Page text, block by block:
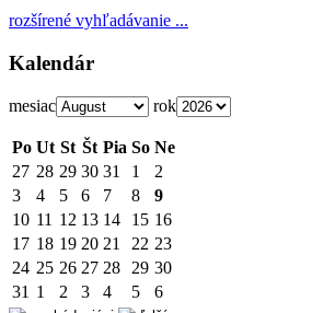
rozšírené vyhľadávanie ...
Kalendár
mesiac rok
Po Ut St Št Pia So Ne
27 28 29 30 31 1
2
3
4 5 6 7 8
9
10 11 12 13 14 15 16
17 18 19 20 21 22 23
24 25 26 27 28 29 30
31 1 2 3 4 5 6